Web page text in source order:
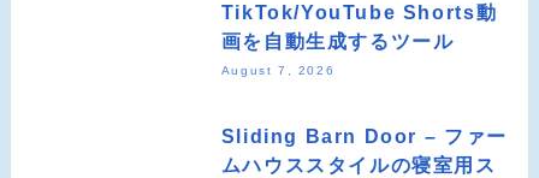
TikTok/YouTube Shorts動
画を自動生成するツール
August 7, 2026
Sliding Barn Door – ファー
ムハウススタイルの寝室用ス